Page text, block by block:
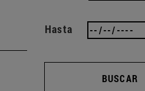
Hasta
BUSCAR